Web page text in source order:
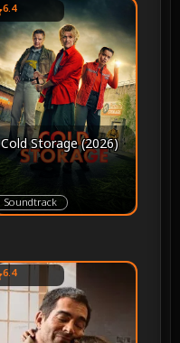
6.4
Cold Storage (2026)
Soundtrack
6.4